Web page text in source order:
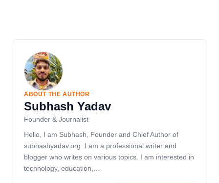
ABOUT THE AUTHOR
Subhash Yadav
Founder & Journalist
Hello, I am Subhash, Founder and Chief Author of
subhashyadav.org. I am a professional writer and
blogger who writes on various topics. I am interested in
technology, education,…